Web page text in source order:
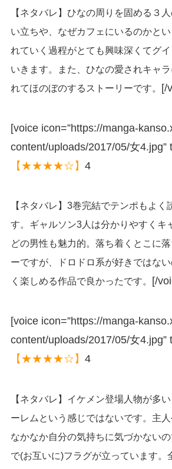
【ネタバレ】ひなの周りを固める３
い立ちや、なぜカフェにいるのかと
れていく過程がとても興味深くてグ
いきます。また、ひなの愛されキャ
れてほのぼのするストーリーです。 [/
[voice icon=”https://manga-
content/uploads/2017/05/女4.jpg”
【★★★★☆】 4
【ネタバレ】3巻完結でテンポもよく
す。ギャルソン3人は分かりやすくキ
どの男性も魅力的。落ち着くとこに
ーですが、ドロドロ系が好きではな
く楽しめる作品で良かったです。
[/
[voice icon=”https://manga-
content/uploads/2017/05/女4.jpg”
【★★★★☆】 4
【ネタバレ】イケメン登場人物が多
ーレムという感じではないです。主人
なかなか自分の気持ちに気づかない
で(お互いに)フラグが立っています。